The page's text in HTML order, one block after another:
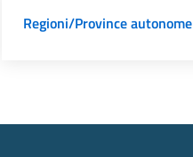
Regioni/Province autonome